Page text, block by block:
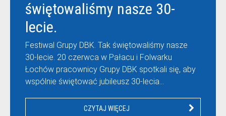
świętowaliśmy nasze 30-
lecie.
Festiwal Grupy DBK. Tak świętowaliśmy nasze
30-lecie. 20 czerwca w Pałacu i Folwarku
Łochów pracownicy Grupy DBK spotkali się, aby
wspólnie świętować jubileusz 30-lecia…
CZYTAJ WIĘCEJ